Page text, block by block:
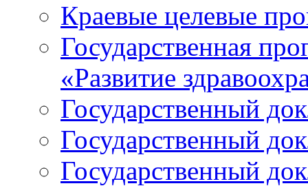
Краевые целевые
Государственная
«Развитие
Государственный
Государственный
Государственный